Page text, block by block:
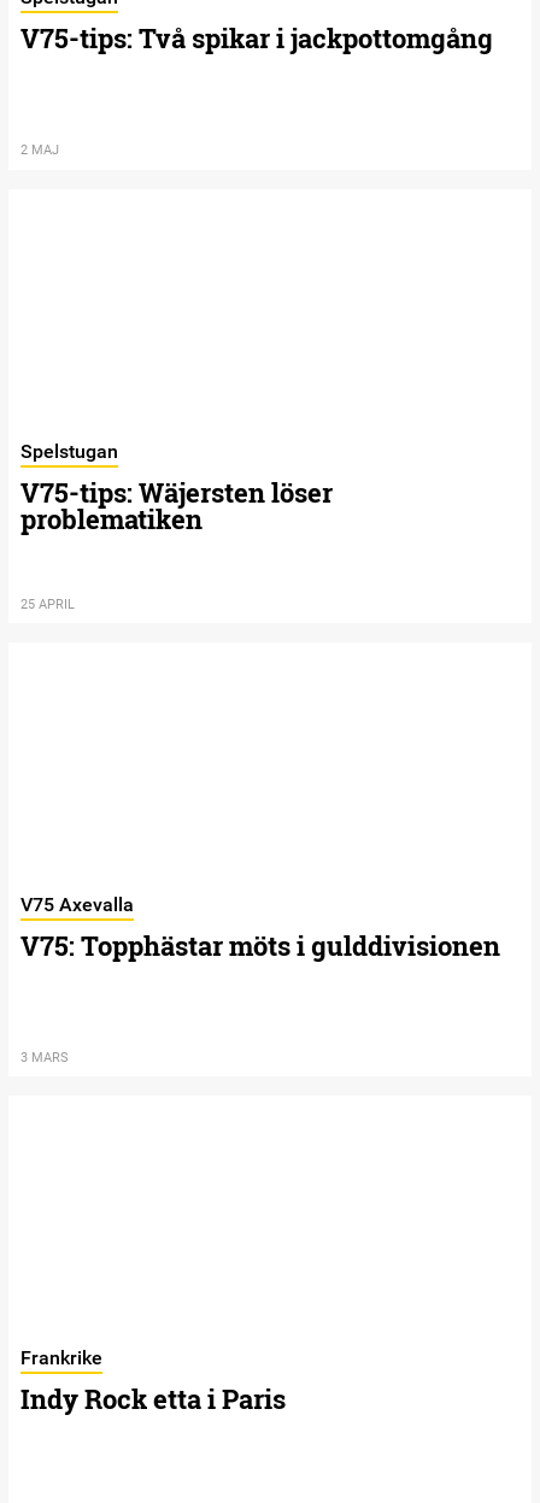
V75-tips: Två spikar i jackpottomgång
2 MAJ
Spelstugan
V75-tips: Wäjersten löser
problematiken
25 APRIL
V75 Axevalla
V75: Topphästar möts i gulddivisionen
3 MARS
Frankrike
Indy Rock etta i Paris